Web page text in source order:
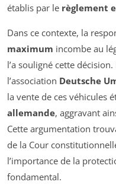
établis par le règlement
Dans ce contexte, la
maximum incombe au
l’a souligné cette
l’association Deutsche
la vente de ces véhicules
allemande, aggravant
Cette argumentation
de la Cour
l’importance de la
fondamental.